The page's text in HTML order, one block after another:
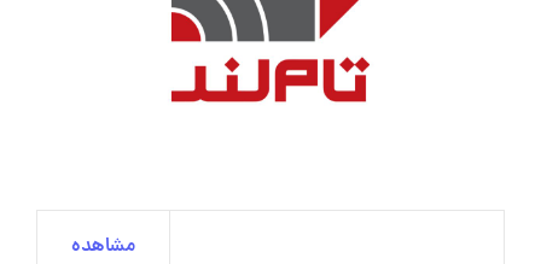
مشاهده